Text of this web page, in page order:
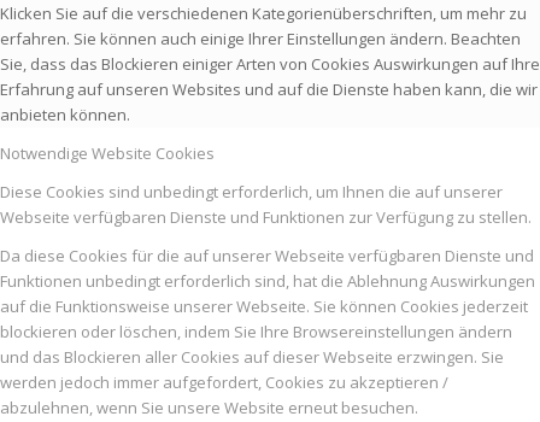
Klicken Sie auf die verschiedenen Kategorienüberschriften, um mehr zu
erfahren. Sie können auch einige Ihrer Einstellungen ändern. Beachten
Sie, dass das Blockieren einiger Arten von Cookies Auswirkungen auf Ihre
Erfahrung auf unseren Websites und auf die Dienste haben kann, die wir
anbieten können.
Notwendige Website Cookies
Diese Cookies sind unbedingt erforderlich, um Ihnen die auf unserer
Webseite verfügbaren Dienste und Funktionen zur Verfügung zu stellen.
Da diese Cookies für die auf unserer Webseite verfügbaren Dienste und
Funktionen unbedingt erforderlich sind, hat die Ablehnung Auswirkungen
auf die Funktionsweise unserer Webseite. Sie können Cookies jederzeit
blockieren oder löschen, indem Sie Ihre Browsereinstellungen ändern
und das Blockieren aller Cookies auf dieser Webseite erzwingen. Sie
werden jedoch immer aufgefordert, Cookies zu akzeptieren /
abzulehnen, wenn Sie unsere Website erneut besuchen.